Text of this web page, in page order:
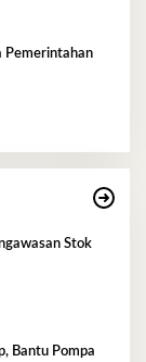
Pemerintahan
Stok
Bantu Pompa